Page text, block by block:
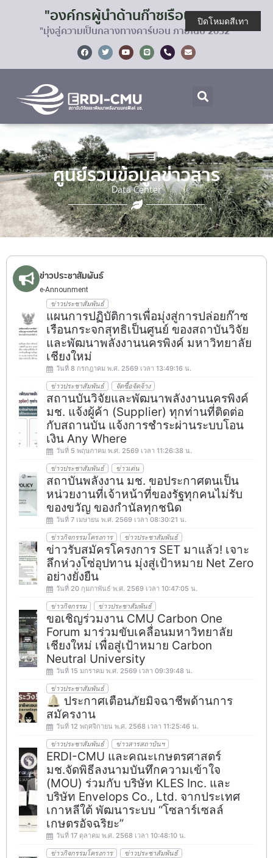
"องค์กรผู้นำด้านก๊าซเรือนกระจก
"มุ่งสู่ความเป็นกลางทางคาร์บอน ภายในปี 2032"
ศูนย์รวมข้อมูลข่าวสาร
Data Center
ข่าวประชาสัมพันธ์
e-Announment
ข่าวประชาสัมพันธ์
แผนการปฏิบัติการเพื่อมุ่งสู่การปล่อยก๊าซ
เรือนกระจกสุทธิเป็นศูนย์ ของสถาบันวิจัย
และพัฒนาพลังงานนครพิงค์ มหาวิทยาลัย
เชียงใหม่
วันที่ 8 กรกฎาคม พ.ศ. 2569 เวลา 13:49:16 น.
ข่าวประชาสัมพันธ์ จัดซื้อจัดจ้าง
สถานบันวิจัยและพัฒนาพลังงานนครพิงค์
มช. แจ้งผู้ค้า (Supplier) ทุกท่านที่ติดต่อ
กับสถานบัน แจ้งการชำระผ่านระบบโอน
เงิน Any Where
วันที่ 5 พฤษภาคม พ.ศ. 2569 เวลา 11:26:38 น.
ข่าวประชาสัมพันธ์ ข่าวเด่น
สถาบันพลังงาน มช. ขอประกาศตนเป็น
หน่วยงานที่เจ้าหน้าที่ของรัฐทุกคนไม่รับ
ของขวัญ ของกำนัลทุกชนิด
วันที่ 7 เมษายน พ.ศ. 2569 เวลา 08:30:21 น.
ข่าวกิจกรรมโครงการ ข่าวประชาสัมพันธ์
ข่าวรับสมัครโครงการ SET มาแล้ว! เจาะ
ลึกห่วงโซ่อุปทาน มุ่งสู่เป้าหมาย Net Zero
อย่างยั่งยืน
วันที่ 20 กุมภาพันธ์ พ.ศ. 2569 เวลา 10:47:05 น.
ข่าวกิจกรรม ข่าวประชาสัมพันธ์
ขอเชิญร่วมงาน CMU Carbon One
Forum มาร่วมขับเคลื่อนมหาวิทยาลัย
เชียงใหม่ เพื่อสู่เป้าหมาย Carbon
Neutral University
วันที่ 15 มกราคม พ.ศ. 2569 เวลา 09:39:48 น.
ข่าวประชาสัมพันธ์
🔔 ประกาศเตือนภัยมิจฉาชีพด้านการ
สมัครงาน
วันที่ 12 พฤศจิกายน พ.ศ. 2568 เวลา 11:25:46 น.
ข่าวประชาสัมพันธ์ ข่าวสารสถาบันฯ
ERDI-CMU และคณะเกษตรศาสตร์
มช.จัดพิธีลงนามบันทึกความเข้าใจ
(MOU) ร่วมกับ บริษัท KLES Inc. และ
บริษัท Envelops Co., Ltd. จากประเทศ
เกาหลีใต้ พัฒนาระบบ “โซลาร์เซลล์
เกษตรอัจฉริยะ”
วันที่ 17 ตุลาคม พ.ศ. 2568 เวลา 10:48:10 น.
ข่าวกิจกรรมโครงการ ข่าวประชาสัมพันธ์
ปิดโหมดสีเทา